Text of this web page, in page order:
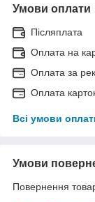
Умови оплати
Післяплата
Оплата на
Оплата за
Оплата
Всі умови
Умови
Повернення